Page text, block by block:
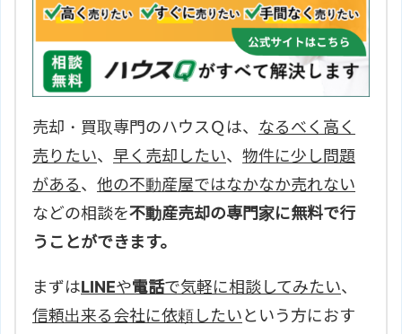
売却・買取専門のハウスＱは、 なるべく高く
売りたい、 早く売却したい、 物件に少し問題
がある、 他の不動産屋ではなかなか売れない
などの相談を不動産売却の専門家に無料で行
うことができます。
まずはLINEや電話で気軽に相談してみたい、
信頼出来る会社に依頼したいという方におす